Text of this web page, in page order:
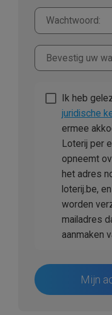
Ik heb
juridische
ermee
Loterij per
opneemt
het adres
loterij.be,
worden
mailadres
aanmaken
Mijn